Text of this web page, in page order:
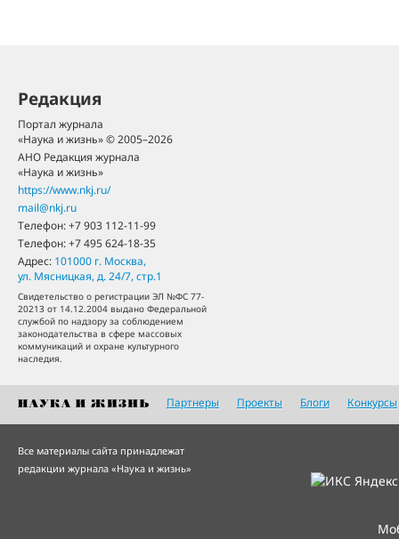
Редакция
Портал журнала
«Наука и жизнь» © 2005–2026
АНО Редакция журнала
«Наука и жизнь»
https://www.nkj.ru/
mail@nkj.ru
Телефон:+7 903 112-11-99
Телефон:+7 495 624-18-35
Адрес: 101000 г. Москва,
ул. Мясницкая, д. 24/7, стр.1
Свидетельство о регистрации ЭЛ №ФС 77-
20213 от 14.12.2004 выдано Федеральной
службой по надзору за соблюдением
законодательства в сфере массовых
коммуникаций и охране культурного
наследия.
Партнеры Проекты Блоги Конкурсы
Все материалы сайта принадлежат
редакции журнала «Наука и жизнь»